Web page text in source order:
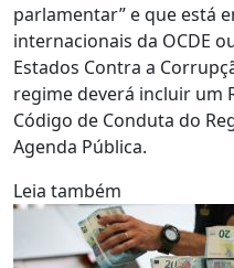
parlamentar” e que está
internacionais da OCDE
Estados Contra a
regime deverá incluir um
Código de Conduta do
Agenda Pública.
Leia também